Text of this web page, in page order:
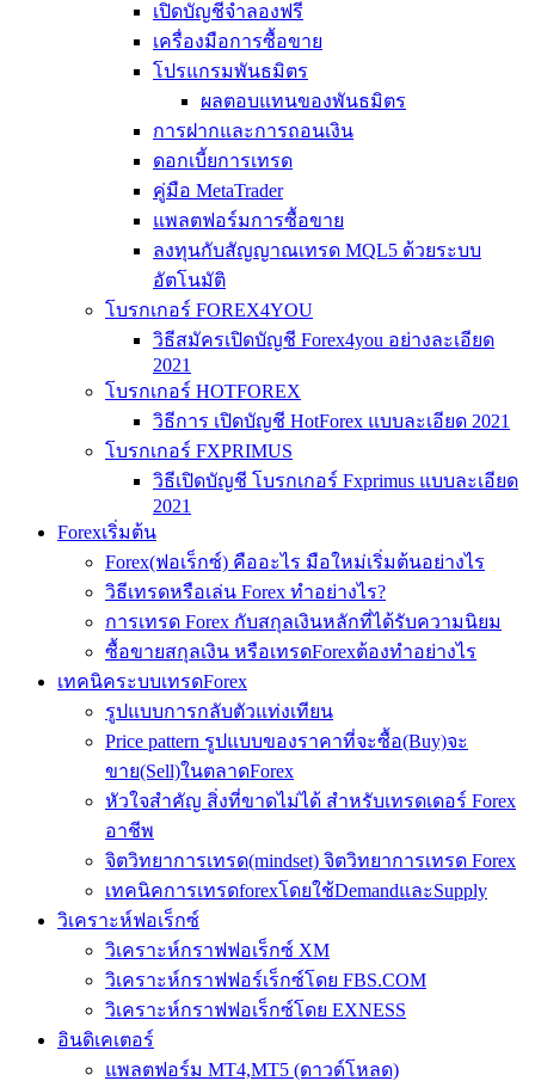
เปิดบัญชีจำลองฟรี
เครื่องมือการซื้อขาย
โปรแกรมพันธมิตร
ผลตอบแทนของพันธมิตร
การฝากและการถอนเงิน
ดอกเบี้ยการเทรด
คู่มือ MetaTrader
แพลตฟอร์มการซื้อขาย
ลงทุนกับสัญญาณเทรด MQL5 ด้วยระบบ
อัตโนมัติ
โบรกเกอร์ FOREX4YOU
วิธีสมัครเปิดบัญชี Forex4you อย่างละเอียด
2021
โบรกเกอร์ HOTFOREX
วิธีการ เปิดบัญชี HotForex แบบละเอียด 2021
โบรกเกอร์ FXPRIMUS
วิธีเปิดบัญชี โบรกเกอร์ Fxprimus แบบละเอียด
2021
Forexเริ่มต้น
Forex(ฟอเร็กซ์) คืออะไร มือใหม่เริ่มต้นอย่างไร
วิธีเทรดหรือเล่น Forex ทำอย่างไร?
การเทรด Forex กับสกุลเงินหลักที่ได้รับความนิยม
ซื้อขายสกุลเงิน หรือเทรดForexต้องทำอย่างไร
เทคนิคระบบเทรดForex
รูปแบบการกลับตัวแท่งเทียน
Price pattern รูปแบบของราคาที่จะซื้อ(Buy)จะ
ขาย(Sell)ในตลาดForex
หัวใจสำคัญ สิ่งที่ขาดไม่ได้ สำหรับเทรดเดอร์ Forex
อาชีพ
จิตวิทยาการเทรด(mindset) จิตวิทยาการเทรด Forex
เทคนิคการเทรดforexโดยใช้DemandและSupply
วิเคราะห์ฟอเร็กซ์
วิเคราะห์กราฟฟอเร็กซ์ XM
วิเคราะห์กราฟฟอร์เร็กซ์โดย FBS.COM
วิเคราะห์กราฟฟอเร็กซ์โดย EXNESS
อินดิเคเตอร์
แพลตฟอร์ม MT4,MT5 (ดาวด์โหลด)